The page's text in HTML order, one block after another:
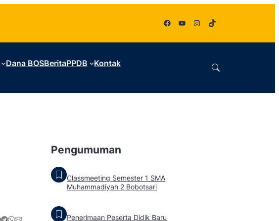
Facebook YouTube Instagram TikTok
Dana BOSBeritaPPDB Kontak
Share on TelegramShare on WhatsApp Share on Email
Pengumuman
Classmeeting Semester 1 SMA
Muhammadiyah 2 Bobotsari
Penerimaan Peserta Didik Baru